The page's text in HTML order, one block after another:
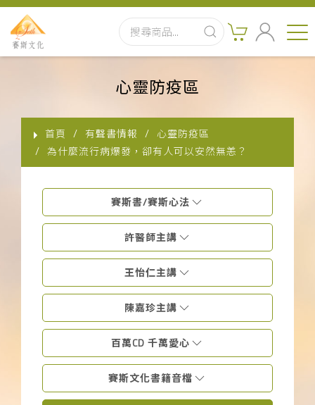
實體出版品
影音書
關於我們
聯絡客服
下載APP
常見問題
心靈防疫區
首頁 有聲書情報
心靈防疫區
為什麼流行病爆發，卻有人可以安然無恙？
賽斯書/賽斯心法
許醫師主講
王怡仁主講
陳嘉珍主講
百萬CD 千萬愛心
賽斯文化書籍音檔